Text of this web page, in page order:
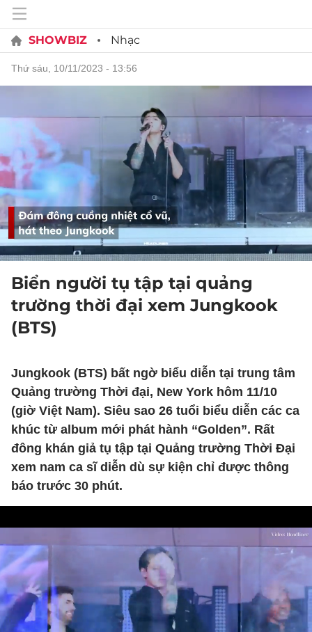
SHOWBIZ Nhạc
thứ sáu, 10/11/2023 - 13:56
Biển người tụ tập tại quảng
trường thời đại xem Jungkook
(BTS)
Jungkook (BTS) bất ngờ biểu diễn tại trung tâm
Quảng trường Thời đại, New York hôm 11/10
(giờ Việt Nam). Siêu sao 26 tuổi biểu diễn các ca
khúc từ album mới phát hành “Golden”. Rất
đông khán giả tụ tập tại Quảng trường Thời Đại
xem nam ca sĩ diễn dù sự kiện chỉ được thông
báo trước 30 phút.